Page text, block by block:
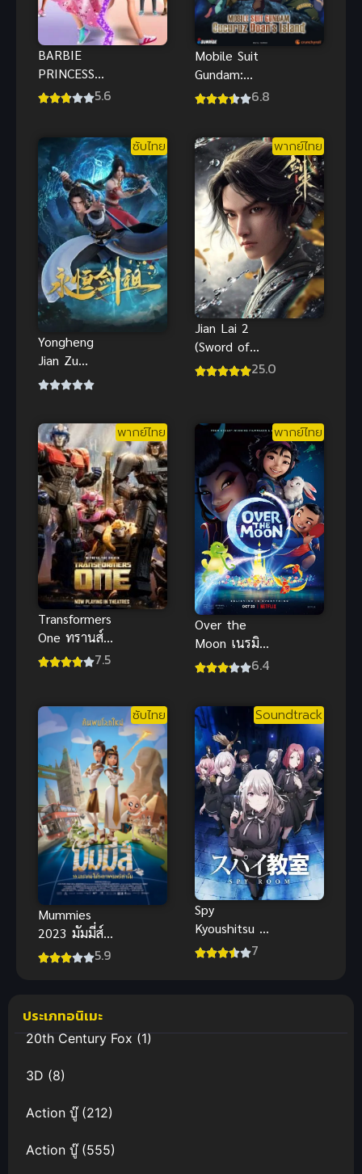
BARBIE
PRINCESS
ADVENTURE
เจ้าหญิง
5.6
Mobile Suit
Gundam:
Cucuruz
สงคราม ซับ
ไทยฟรี
6.8
ซับไทย
Yongheng
Jian Zu
(Rebirth of
ปรมาจารย์
กระบี่เกิดใหม่
พากย์ไทย
Jian Lai 2
(Sword of
Coming 2)25.0
พากย์ไทย
Transformers
One ทรานส์ฟ
อร์เมอร์ส 17.5
พากย์ไทย
Over the
Moon เนรมิต
ฝันสู่จันทรา6.4
ซับไทย
Mummies
2023 มัมมี่ส์
ซับไทย
ภัยสุดแสนน่า
รัก
5.9
Soundtrack
Spy
Kyoushitsu 1
ห้องเรียนจาร
7
ประเภทอนิเมะ
20th Century Fox(1)
3D (8)
Action บู๊(212)
Action บู๊(555)